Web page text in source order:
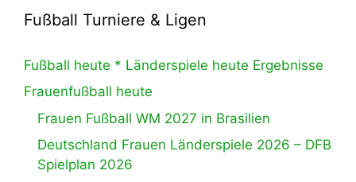
Fußball Turniere & Ligen
Fußball heute * Länderspiele heute Ergebnisse
Frauenfußball heute
Frauen Fußball WM 2027 in Brasilien
Deutschland Frauen Länderspiele 2026 – DFB
Spielplan 2026